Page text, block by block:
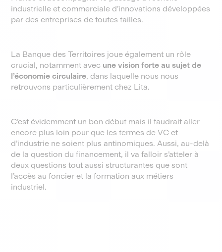
industrielle et commerciale d’innovations développées
par des entreprises de toutes tailles.
La Banque des Territoires joue également un rôle
crucial, notamment avec une vision forte au sujet de
l’économie circulaire, dans laquelle nous nous
retrouvons particulièrement chez Lita.
C’est évidemment un bon début mais il faudrait aller
encore plus loin pour que les termes de VC et
d’industrie ne soient plus antinomiques. Aussi, au-delà
de la question du financement, il va falloir s’atteler à
deux questions tout aussi structurantes que sont
l’accès au foncier et la formation aux métiers
industriel.